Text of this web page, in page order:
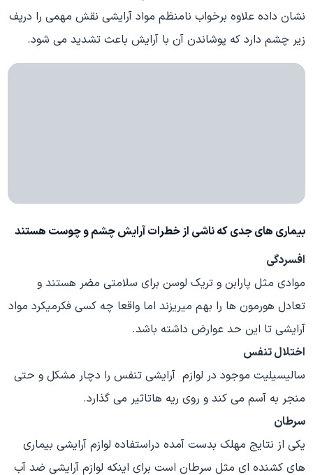
نشان داده علاوه برخواب نامنظم مواد آرایشی نقش مهمی را درپف
زیر چشم دارد که پوشاندن آن با آرایش باعث تشدید می شود.
بیماری های جدی که ناشی از خطراتآرایش چشمو چوست هستند
افسردگی
موادی مثل پارابن و تریک لوسن برای سلامتی مضر هستند و
تعادل هورمون ها را بهم میریزند اما واقعا چه کسی فکرمیکرد مواد
آرایشی تا این حد عوارض داشته باشد.
اختلال تنفس
سالیسیلیت موجود در لوازم آرایشی تنفس را دچار مشکل و حتی
منجر به آسم می کند و روی ریه هاتاثیر می گذارد.
سرطان
یکی از نتایج مهلک بدست آمده دراستفاده لوازم آرایشی بیماری
های کشنده ای مثل سرطان است برای اینکه لوازم آرایشی ضد آب